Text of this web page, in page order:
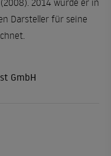
Darsteller für seine
GmbH